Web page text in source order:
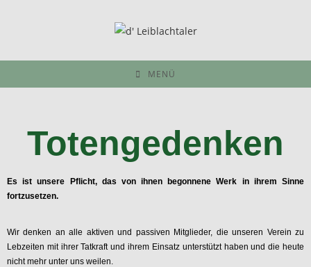
MENÜ
Totengedenken
Es ist unsere Pflicht, das von ihnen begonnene Werk in ihrem Sinne
fortzusetzen.
Wir denken an alle aktiven und passiven Mitglieder, die unseren Verein zu
Lebzeiten mit ihrer Tatkraft und ihrem Einsatz unterstützt haben und die heute
nicht mehr unter uns weilen.